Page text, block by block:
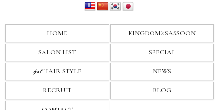
HOME KINGDOMXSASSOON
SALON LIST SPECIAL
360°HAIR STYLE NEWS
RECRUIT BLOG